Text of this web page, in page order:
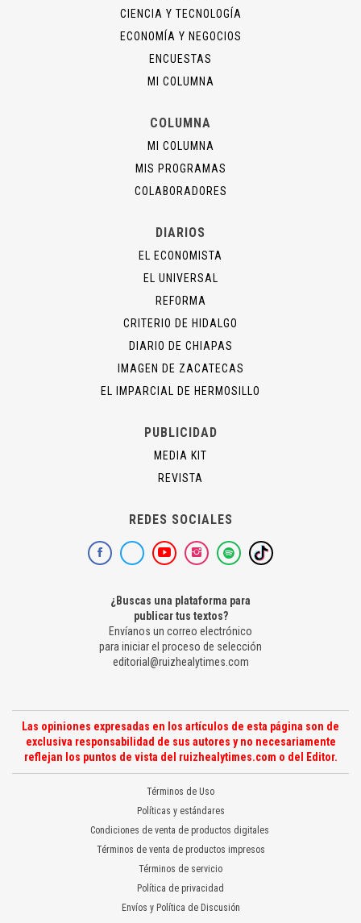
CIENCIA Y TECNOLOGÍA
ECONOMÍA Y NEGOCIOS
ENCUESTAS
MI COLUMNA
COLUMNA
MI COLUMNA
MIS PROGRAMAS
COLABORADORES
DIARIOS
EL ECONOMISTA
EL UNIVERSAL
REFORMA
CRITERIO DE HIDALGO
DIARIO DE CHIAPAS
IMAGEN DE ZACATECAS
EL IMPARCIAL DE HERMOSILLO
PUBLICIDAD
MEDIA KIT
REVISTA
REDES SOCIALES
¿Buscas una plataforma para
publicar tus textos?
Envíanos un correo electrónico
para iniciar el proceso de selección
editorial@ruizhealytimes.com
Las opiniones expresadas en los artículos de esta página son de
exclusiva responsabilidad de sus autores y no necesariamente
reflejan los puntos de vista del ruizhealytimes.com o del Editor.
Términos de Uso
Políticas y estándares
Condiciones de venta de productos digitales
Términos de venta de productos impresos
Términos de servicio
Política de privacidad
Envíos y Política de Discusión